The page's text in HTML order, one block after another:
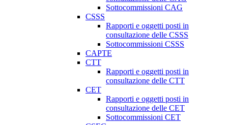
Sottocommissioni CAG
CSSS
Rapporti e oggetti posti in
consultazione delle CSSS
Sottocommissioni CSSS
CAPTE
CTT
Rapporti e oggetti posti in
consultazione delle CTT
CET
Rapporti e oggetti posti in
consultazione delle CET
Sottocommissioni CET